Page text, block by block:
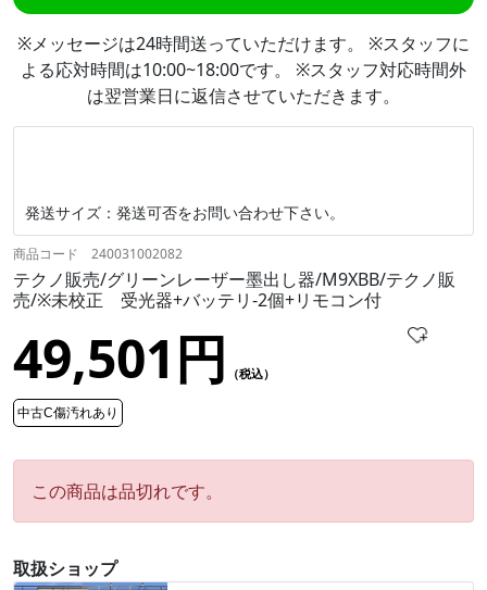
※メッセージは24時間送っていただけます。 ※スタッフに
よる応対時間は10:00~18:00です。 ※スタッフ対応時間外
は翌営業日に返信させていただきます。
発送サイズ：発送可否をお問い合わせ下さい。
商品コード 240031002082
テクノ販売/グリーンレーザー墨出し器/M9XBB/テクノ販
売/※未校正 受光器+バッテリ-2個+リモコン付
49,501円 （税込）
中古C傷汚れあり
この商品は品切れです。
取扱ショップ